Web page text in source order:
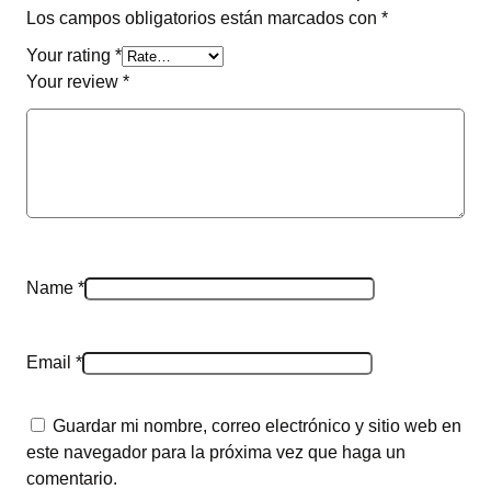
Los campos obligatorios están marcados con *
Your rating *
Your review *
Name *
Email *
Guardar mi nombre, correo electrónico y sitio web en
este navegador para la próxima vez que haga un
comentario.